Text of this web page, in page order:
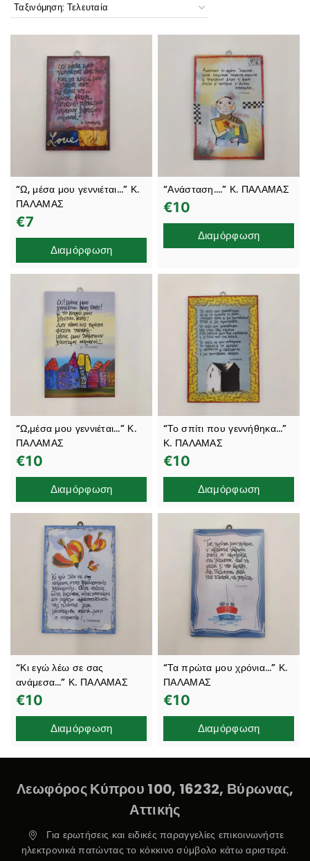
“Ω, μέσα μου γεννιέται…” Κ.
ΠΑΛΑΜΑΣ
€7
Διαμόρφωση
“Ανάσταση….” Κ. ΠΑΛΑΜΑΣ
€10
Διαμόρφωση
“Ω,μέσα μου γεννιέται…” Κ.
ΠΑΛΑΜΑΣ
€10
Διαμόρφωση
“Το σπίτι που γεννήθηκα…”
Κ. ΠΑΛΑΜΑΣ
€10
Διαμόρφωση
“Κι εγώ λέω σε σας
ανάμεσα…” Κ. ΠΑΛΑΜΑΣ
€10
Διαμόρφωση
“Τα πρώτα μου χρόνια…” Κ.
ΠΑΛΑΜΑΣ
€10
Διαμόρφωση
Λεωφόρος Κύπρου 100, 16232, Βύρωνας,
Αττικής
Για ερωτήσεις και ειδικές παραγγελίες επικοινωνήστε
ηλεκτρονικά πατώντας το κόκκινο σύμβολο κάτω αριστερά.